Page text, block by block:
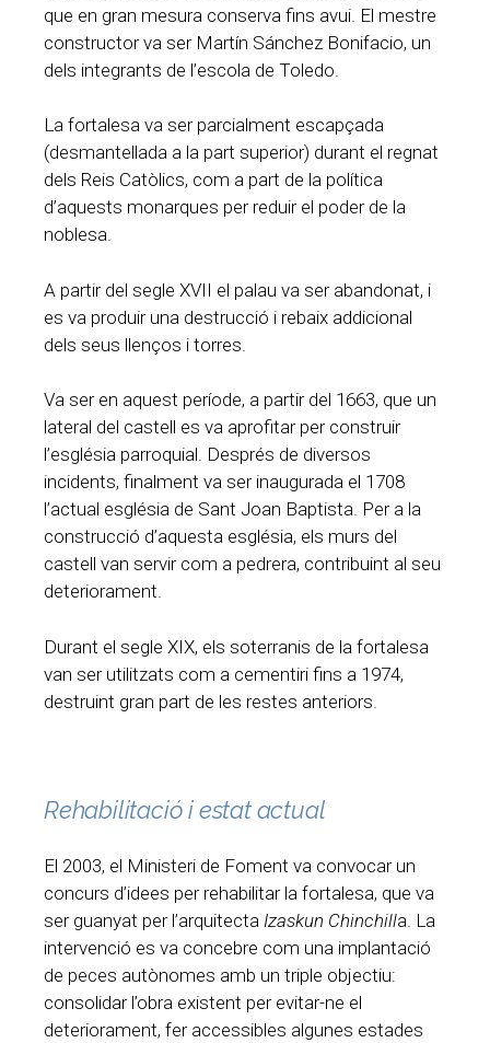
que en gran mesura conserva fins avui. El mestre
constructor va ser Martín Sánchez Bonifacio, un
dels integrants de l’escola de Toledo.
La fortalesa va ser parcialment escapçada
(desmantellada a la part superior) durant el regnat
dels Reis Catòlics, com a part de la política
d’aquests monarques per reduir el poder de la
noblesa.
A partir del segle XVII el palau va ser abandonat, i
es va produir una destrucció i rebaix addicional
dels seus llenços i torres.
Va ser en aquest període, a partir del 1663, que un
lateral del castell es va aprofitar per construir
l’església parroquial. Després de diversos
incidents, finalment va ser inaugurada el 1708
l’actual església de Sant Joan Baptista. Per a la
construcció d’aquesta església, els murs del
castell van servir com a pedrera, contribuint al seu
deteriorament.
Durant el segle XIX, els soterranis de la fortalesa
van ser utilitzats com a cementiri fins a 1974,
destruint gran part de les restes anteriors.
Rehabilitació i estat actual
El 2003, el Ministeri de Foment va convocar un
concurs d’idees per rehabilitar la fortalesa, que va
ser guanyat per l’arquitecta Izaskun Chinchilla. La
intervenció es va concebre com una implantació
de peces autònomes amb un triple objectiu:
consolidar l’obra existent per evitar-ne el
deteriorament, fer accessibles algunes estades